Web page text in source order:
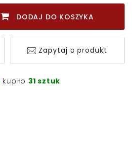
DODAJ DO KOSZYKA
Zapytaj o produkt
kupiło 31 sztuk